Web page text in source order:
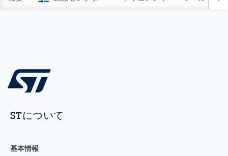
STについて
基本情報